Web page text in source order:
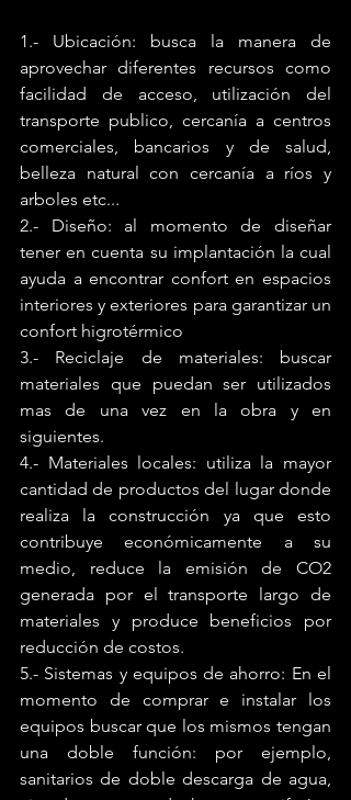
1.- Ubicación: busca la manera de
aprovechar diferentes recursos como
facilidad de acceso, utilización del
transporte publico, cercanía a centros
comerciales, bancarios y de salud,
belleza natural con cercanía a ríos y
arboles etc...
2.- Diseño: al momento de diseñar
tener en cuenta su implantación la cual
ayuda a encontrar confort en espacios
interiores y exteriores para garantizar un
confort higrotérmico
3.- Reciclaje de materiales: buscar
materiales que puedan ser utilizados
mas de una vez en la obra y en
siguientes.
4.- Materiales locales: utiliza la mayor
cantidad de productos del lugar donde
realiza la construcción ya que esto
contribuye económicamente a su
medio, reduce la emisión de CO2
generada por el transporte largo de
materiales y produce beneficios por
reducción de costos.
5.- Sistemas y equipos de ahorro: En el
momento de comprar e instalar los
equipos buscar que los mismos tengan
una doble función: por ejemplo,
sanitarios de doble descarga de agua,